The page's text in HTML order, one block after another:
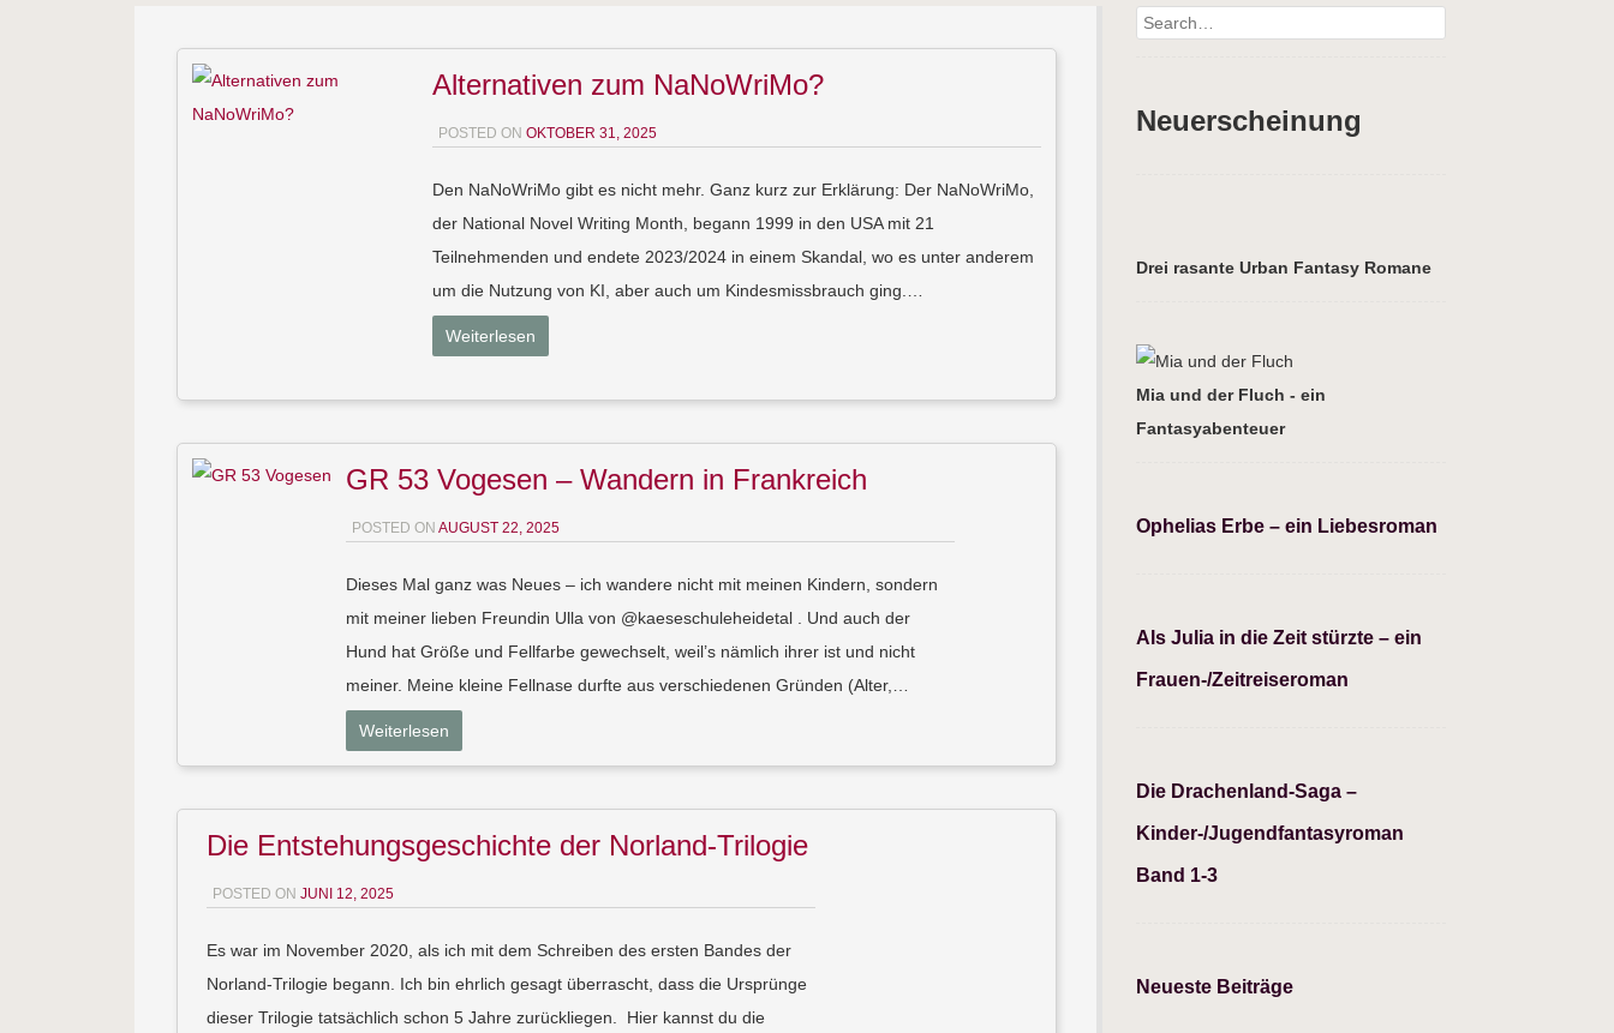
Alternativen zum NaNoWriMo?
POSTED ON OKTOBER 31, 2025
Den NaNoWriMo gibt es nicht mehr. Ganz kurz zur Erklärung: Der NaNoWriMo,
der National Novel Writing Month, begann 1999 in den USA mit 21
Teilnehmenden und endete 2023/2024 in einem Skandal, wo es unter anderem
um die Nutzung von KI, aber auch um Kindesmissbrauch ging.…
Weiterlesen
GR 53 Vogesen – Wandern in Frankreich
POSTED ON AUGUST 22, 2025
Dieses Mal ganz was Neues – ich wandere nicht mit meinen Kindern, sondern
mit meiner lieben Freundin Ulla von @kaeseschuleheidetal . Und auch der
Hund hat Größe und Fellfarbe gewechselt, weil’s nämlich ihrer ist und nicht
meiner. Meine kleine Fellnase durfte aus verschiedenen Gründen (Alter,…
Weiterlesen
Die Entstehungsgeschichte der Norland-Trilogie
POSTED ON JUNI 12, 2025
Es war im November 2020, als ich mit dem Schreiben des ersten Bandes der
Norland-Trilogie begann. Ich bin ehrlich gesagt überrascht, dass die Ursprünge
dieser Trilogie tatsächlich schon 5 Jahre zurückliegen. Hier kannst du die
Search
Neuerscheinung
Drei rasante Urban Fantasy Romane
Mia und der Fluch - ein
Fantasyabenteuer
Ophelias Erbe – ein Liebesroman
Als Julia in die Zeit stürzte – ein
Frauen-/Zeitreiseroman
Die Drachenland-Saga –
Kinder-/Jugendfantasyroman
Band 1-3
Neueste Beiträge